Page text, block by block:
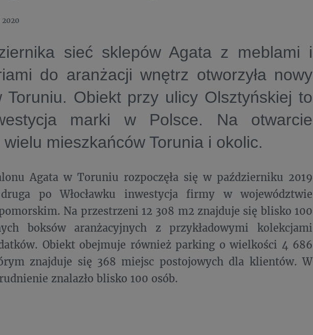
sieć sklepów Agata z meblami i
do aranżacji wnętrz otworzyła nowy
Toruniu. Obiekt przy ulicy Olsztyńskiej to
marki w Polsce. Na otwarcie
wielu mieszkańców Torunia i okolic.
Agata w Toruniu rozpoczęła się w październiku 2019
po Włocławku inwestycja firmy w województwie
Na przestrzeni 12 308 m2 znajduje się blisko 100
boksów aranżacyjnych z przykładowymi kolekcjami
Obiekt obejmuje również parking o wielkości 4 686
znajduje się 368 miejsc postojowych dla klientów. W
znalazło blisko 100 osób.